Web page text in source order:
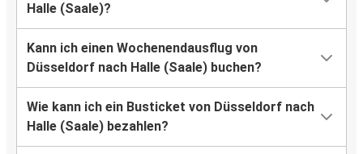
Halle (Saale)?
Kann ich einen Wochenendausflug von
Düsseldorf nach Halle (Saale) buchen?
Wie kann ich ein Busticket von Düsseldorf nach
Halle (Saale) bezahlen?